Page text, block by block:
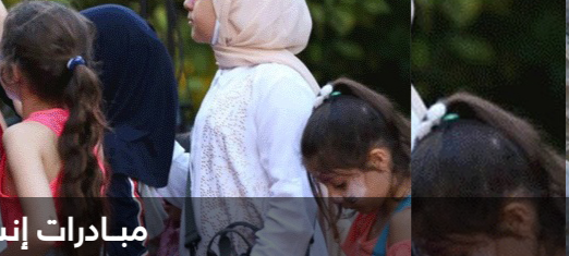
كيف أكون مساهماً في التكافل المجتمعيّ؟